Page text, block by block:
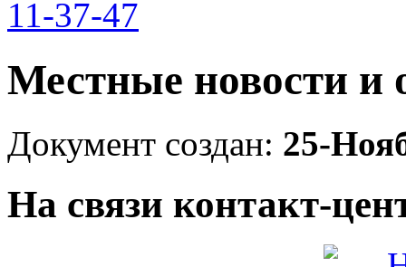
Местные новости и
Документ создан: 25-
На связи контакт-